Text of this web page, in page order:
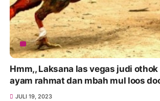
Hmm,, Laksana las vegas judi
ayam rahmat dan mbah mul loos
JULI 19, 2023